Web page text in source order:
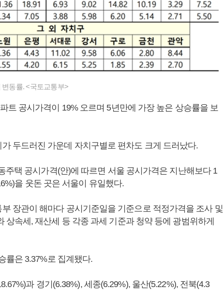
동률. <국토교통부>
트 공시가격이 19% 오르며 5년만에 가장 높은 상승률을 보
두드러진 가운데 자치구별로 편차도 크게 드러났다.
주택 공시가격(안)에 따르면 서울 공시가격은 지난해보다 1
을 웃돈 곳은 서울이 유일했다.
장관이 해마다 공시기준일을 기준으로 적정가격을 조사 및
상속세, 재산세 등 각종 과세 기준과 청약 등에 광범위하게
률은 3.37%로 집계됐다.
과 경기(6.38%), 세종(6.29%), 울산(5.22%), 전북(4.3